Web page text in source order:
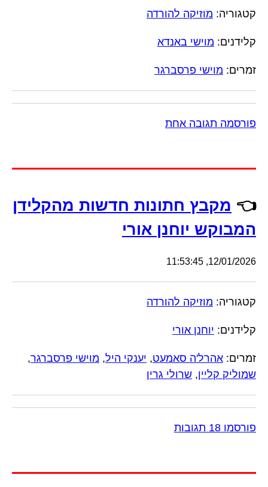
קטגוריה: מוזיקה להורדה
קלידנים: מוישי באנדא
זמרים: מוישי פרסברגר
פורסמה תגובה אחת
👈 מקבץ חתונות חדשות מהקלידן
המבוקש יוחנן אורי
12/01/2026, 11:53:45
קטגוריה: מוזיקה להורדה
קלידנים: יוחנן אורי
זמרים: אהרל'ה סאמעט, יענקי היל, מוישי פרסברגר,
שמוליק קליין, שרולי גרין
פורסמו 18 תגובות